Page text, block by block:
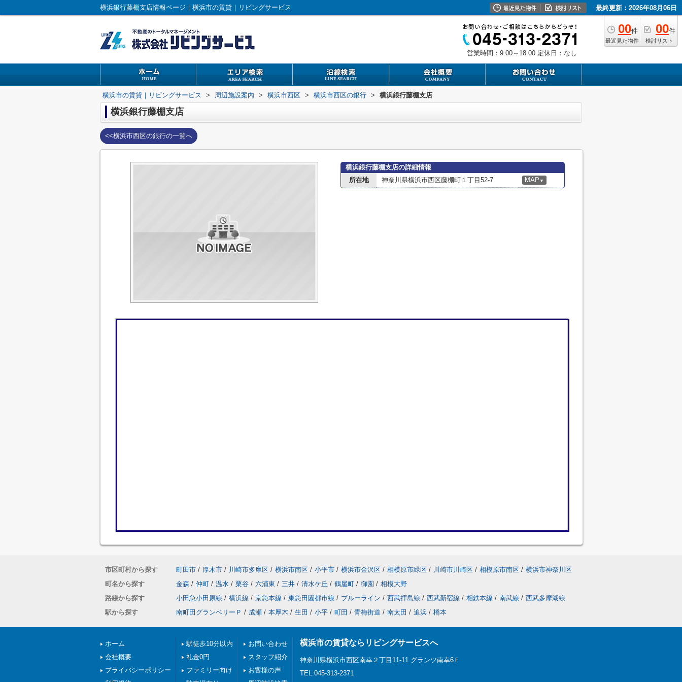
横浜銀行藤棚支店情報ページ｜横浜市の賃貸｜リビングサービス 最終更新：2026年08月06日
00件
最近見た物件
00件
検討リスト
営業時間：9:00～18:00 定休日：なし
横浜市の賃貸｜リビングサービス > 周辺施設案内 > 横浜市西区 > 横浜市西区の銀行 > 横浜銀行藤棚支店
横浜銀行藤棚支店
<<横浜市西区の銀行の一覧へ
横浜銀行藤棚支店の詳細情報
所在地
神奈川県横浜市西区藤棚町１丁目52-7 MAP ▼
市区町村から探す 町田市 / 厚木市 / 川崎市多摩区 / 横浜市南区 / 小平市 / 横浜市金沢区 / 相模原市緑区 / 川崎市川崎区 / 相模原市南区 / 横浜市神奈川区
町名から探す
金森 / 仲町 / 温水 / 栗谷 / 六浦東 / 三井 / 清水ケ丘 / 鶴屋町 / 御園 / 相模大野
路線から探す
小田急小田原線 / 横浜線 / 京急本線 / 東急田園都市線 / ブルーライン / 西武拝島線 / 西武新宿線 / 相鉄本線 / 南武線 / 西武多摩湖線
駅から探す
南町田グランベリーＰ / 成瀬 / 本厚木 / 生田 / 小平 / 町田 / 青梅街道 / 南太田 / 追浜 / 橋本
ホーム
会社概要
プライバシーポリシー
駅徒歩10分以内
礼金0円
ファミリー向け
お問い合わせ
スタッフ紹介
お客様の声
横浜市の賃貸ならリビングサービスへ
神奈川県横浜市西区南幸２丁目11-11 グランツ南幸6Ｆ
TEL:045-313-2371